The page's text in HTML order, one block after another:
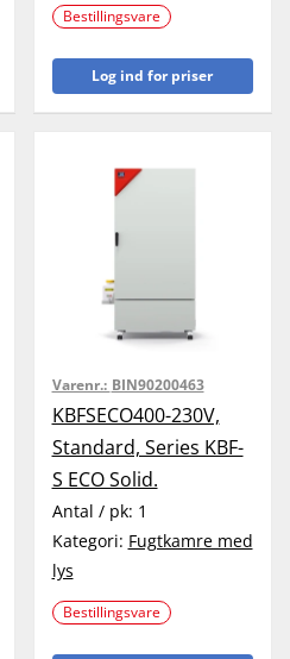
Bestillingsvare
Log ind for priser
Varenr.: BIN90200463
KBFSECO400-230V,
Standard, Series KBF-
S ECO Solid.
Antal / pk: 1
Kategori: Fugtkamre med
lys
Bestillingsvare